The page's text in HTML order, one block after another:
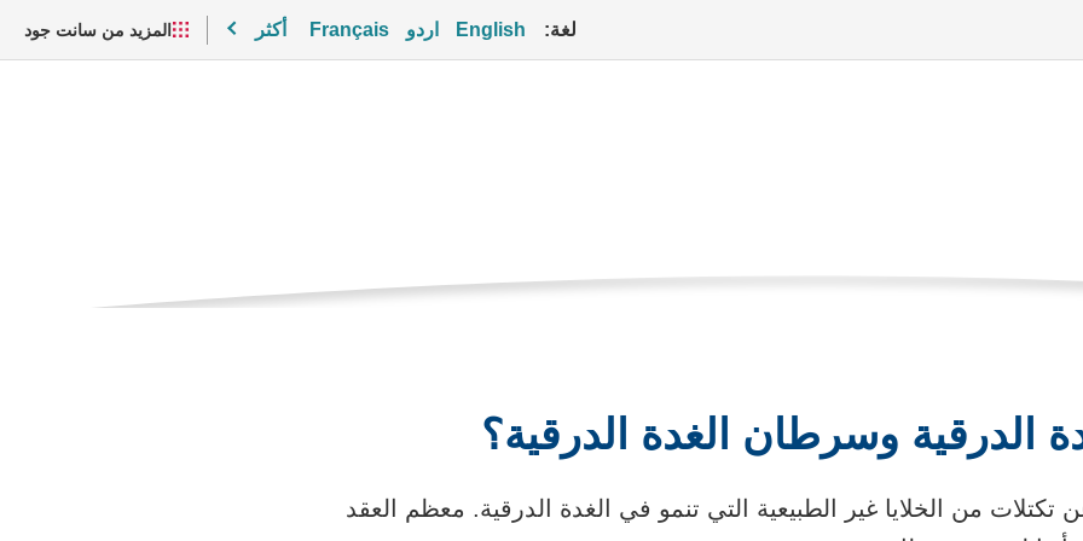
لغة: English اردو Français أكثر المزيد من سانت جود
الدرقية وسرطان الغدة
الدرقية وسرطان الغدة الدرقية؟
تكتلات من الخلايا غير الطبيعية التي تنمو في الغدة الدرقية. معظم العقد